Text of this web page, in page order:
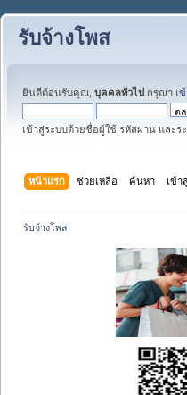
รับจ้างโพส
ยินดีต้อนรับคุณ, บุคคลทั่วไป กรุณา เ
เข้าสู่ระบบด้วยชื่อผู้ใช้ รหัสผ่าน และร
หน้าแรก ช่วยเหลือ ค้นหา เข้า
รับจ้างโพส